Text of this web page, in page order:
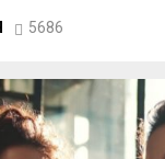
5686